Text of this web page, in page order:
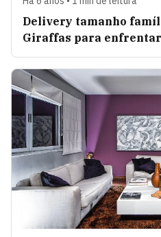
Delivery tamanho
Giraffas para